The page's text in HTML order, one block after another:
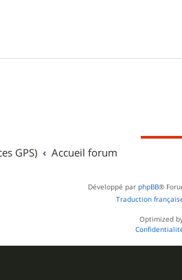
GPS) Accueil forum
Développé par phpBB®
Traduction
Optimized